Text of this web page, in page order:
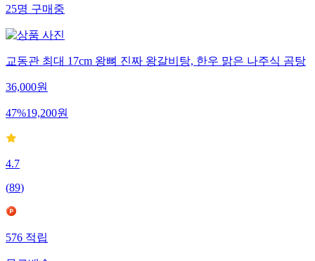
25명구매중
교동관 최대 17cm 왕뼈 진짜 왕갈비탕, 한우 맑은 나주식 곰탕
36,000원
47%19,200원
4.7
(89)
576적립